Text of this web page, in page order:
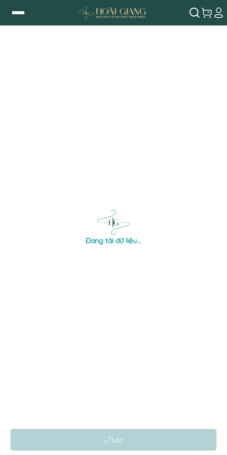
Đang tải dữ liệu...
Lọc